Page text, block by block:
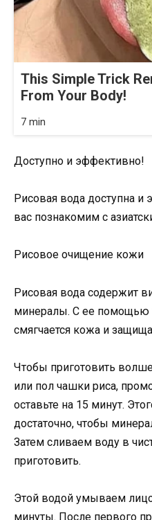
This Simple Trick
From Your Body!
7 min
Доступно и эффективно!
Рисовая вода доступна
вас познакомим с
Рисовое очищение кожи
Рисовая вода содержит
минералы. С ее
смягчается кожа и
Чтобы приготовить
или пол чашки риса,
оставьте на 15 минут.
достаточно, чтобы
Затем сливаем воду в
приготовить.
Этой водой умываем
минуты. После первого